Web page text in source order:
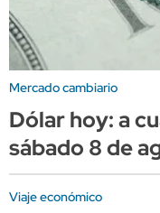
Mercado cambiario
Dólar hoy: a
sábado 8 de
Viaje económico